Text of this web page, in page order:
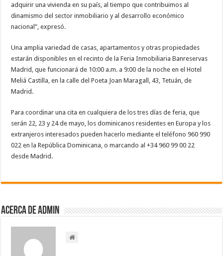
adquirir una vivienda en su país, al tiempo que contribuimos al
dinamismo del sector inmobiliario y al desarrollo económico
nacional”, expresó.
Una amplia variedad de casas, apartamentos y otras propiedades
estarán disponibles en el recinto de la Feria Inmobiliaria Banreservas
Madrid, que funcionará de 10:00 a.m. a 9:00 de la noche en el Hotel
Meliá Castilla, en la calle del Poeta Joan Maragall, 43, Tetuán, de
Madrid.
Para coordinar una cita en cualquiera de los tres días de feria, que
serán 22, 23 y 24 de mayo, los dominicanos residentes en Europa y los
extranjeros interesados pueden hacerlo mediante el teléfono 960 990
022 en la República Dominicana, o marcando al +34 960 99 00 22
desde Madrid.
Acerca de admin